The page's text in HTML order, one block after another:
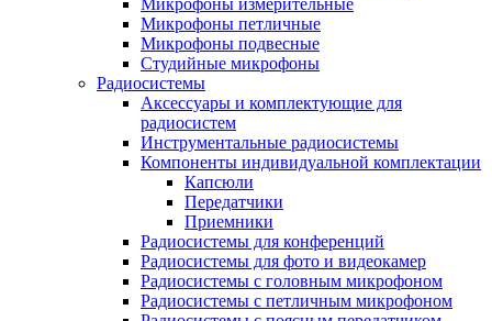
Микрофоны измерительные
Микрофоны петличные
Микрофоны подвесные
Студийные микрофоны
Радиосистемы
Аксессуары и комплектующие для
радиосистем
Инструментальные радиосистемы
Компоненты индивидуальной комплектации
Капсюли
Передатчики
Приемники
Радиосистемы для конференций
Радиосистемы для фото и видеокамер
Радиосистемы с головным микрофоном
Радиосистемы с петличным микрофоном